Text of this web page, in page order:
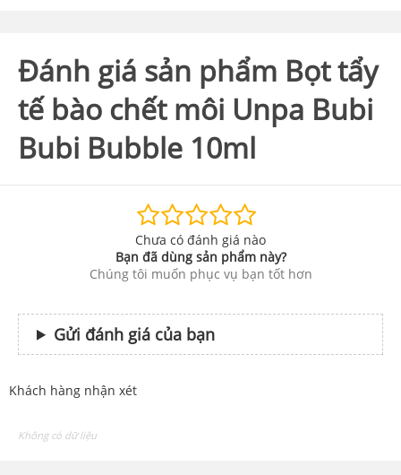
Đánh giá sản phẩm Bọt tẩy
tế bào chết môi Unpa Bubi
Bubi Bubble 10ml
Chưa có đánh giá nào
Bạn đã dùng sản phẩm này?
Chúng tôi muốn phục vụ bạn tốt hơn
Gửi đánh giá của bạn
Khách hàng nhận xét
Không có dữ liệu